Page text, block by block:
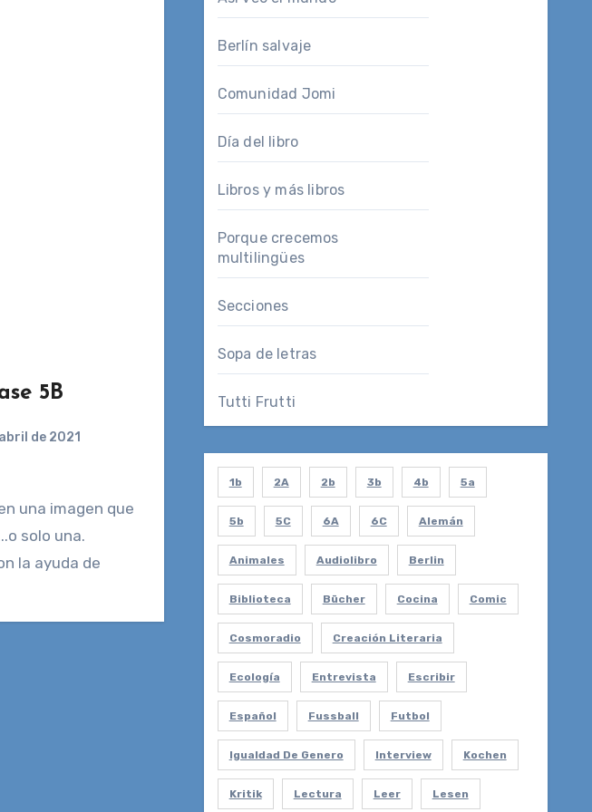
5B
de 2021
una imagen que
solo una.
la ayuda de
Berlín salvaje
Comunidad Jomi
Día del libro
Libros y más libros
Porque crecemos
multilingües
Secciones
Sopa de letras
Tutti Frutti
1b 2A 2b 3b 4b 5a
5b 5C 6A 6C Alemán
Animales Audiolibro Berlin
Biblioteca Bücher Cocina Comic
Cosmoradio Creación Literaria
Ecología Entrevista Escribir
Español Fussball Futbol
Igualdad De Genero Interview Kochen
Kritik Lectura Leer Lesen